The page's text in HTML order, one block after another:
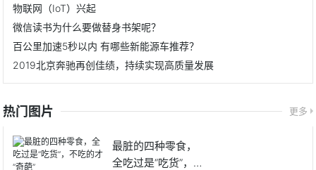
物联网（IoT）兴起
微信读书为什么要做替身书架呢？
百公里加速5秒以内 有哪些新能源车推荐？
2019北京奔驰再创佳绩，持续实现高质量发展
热门图片 更多
最脏的四种零食，
全吃过是“吃货”，不